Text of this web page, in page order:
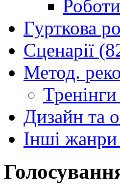
Гурткова
Сценарії
Метод.
Дизайн та
Інші